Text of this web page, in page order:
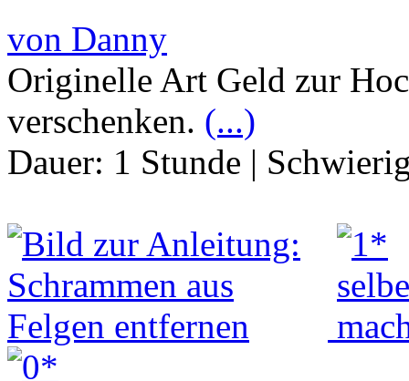
von Danny
Originelle Art Geld zur
verschenken. (...)
Dauer: 1 Stunde |